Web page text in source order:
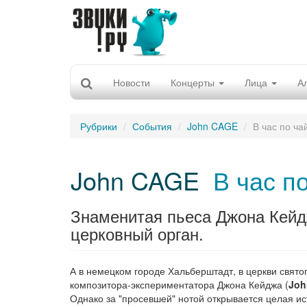
Новости Концерты Лица
Рубрики События John CAGE В час по
John CAGE В час
Знаменитая пьеса Джона
церковный орган.
А в немецком городе Хальберштадт, в церкви
композитора-экспериментатора Джона Кейджа (
Однако за "просевшей" нотой открывается целая